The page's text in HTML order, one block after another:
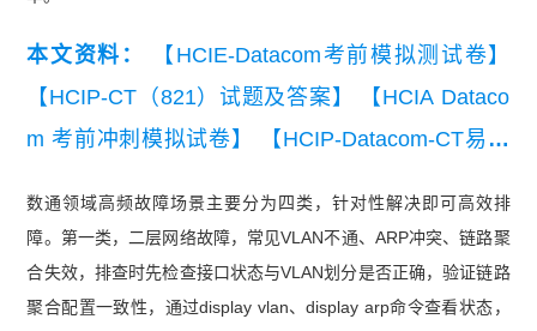
本文资料：
【HCIE-Datacom考前模拟测试卷】
【HCIP-CT（821）试题及答案】
【HCIA Dataco
m 考前冲刺模拟试卷】
【HCIP-Datacom-CT易错
E-Datacom易错题100道】
数通领域高频故障场景主要分为四类，针对性解决即可高效排
障。第一类，二层网络故障，常见VLAN不通、ARP冲突、链路聚
合失效，排查时先检查接口状态与VLAN划分是否正确，验证链路
聚合配置一致性，通过display vlan、display arp命令查看状态，